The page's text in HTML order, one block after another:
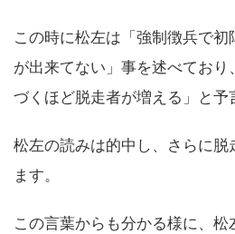
この時に松左は「強制徴兵で
が出来てない」事を述べてお
づくほど脱走者が増える」と予
松左の読みは的中し、さらに脱
ます。
この言葉からも分かる様に、松